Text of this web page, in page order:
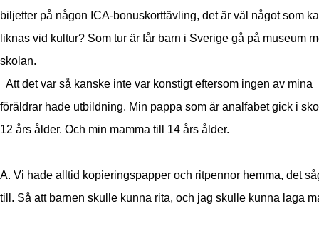
biljetter på någon ICA-bonuskorttävling, det är väl något som
liknas vid kultur? Som tur är får barn i Sverige gå på museum
skolan.
Att det var så kanske inte var konstigt eftersom ingen av mina
föräldrar hade utbildning. Min pappa som är analfabet gick i
12 års ålder. Och min mamma till 14 års ålder.
A. Vi hade alltid kopieringspapper och ritpennor hemma, det
till. Så att barnen skulle kunna rita, och jag skulle kunna laga